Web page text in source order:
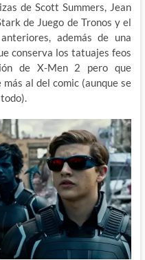
de Scott Summers, Jean
de Juego de Tronos y el
además de una
conserva los tatuajes feos
de X-Men 2 pero que
al del comic (aunque se